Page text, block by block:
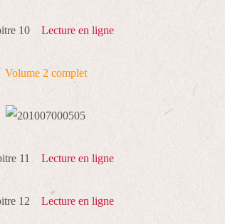
10 Lecture en ligne
Volume 2 complet
11 Lecture en ligne
12 Lecture en ligne